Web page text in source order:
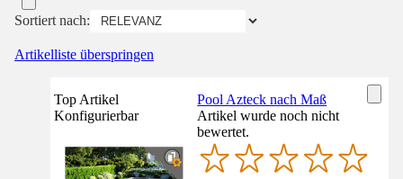
Sortiert nach:
Artikelliste überspringen
Top Artikel
Konfigurierbar
Pool Azteck nach Maß
Artikel wurde noch nicht
bewertet.